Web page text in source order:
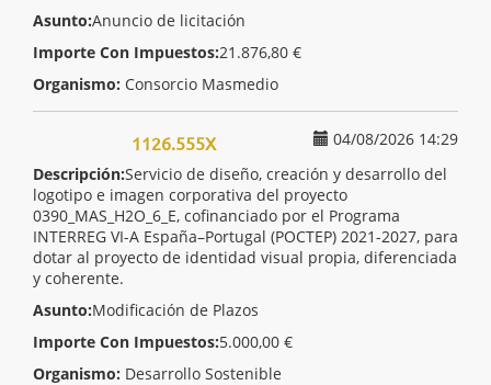
Asunto:Anuncio de licitación
Importe Con Impuestos:21.876,80 €
Organismo: Consorcio Masmedio
04/08/2026 14:29
1126.555X
Descripción:Servicio de diseño, creación y desarrollo del
logotipo e imagen corporativa del proyecto
0390_MAS_H2O_6_E, cofinanciado por el Programa
INTERREG VI-A España–Portugal (POCTEP) 2021-2027, para
dotar al proyecto de identidad visual propia, diferenciada
y coherente.
Asunto:Modificación de Plazos
Importe Con Impuestos:5.000,00 €
Organismo: Desarrollo Sostenible